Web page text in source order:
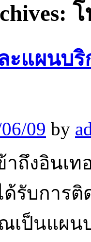
โ
ะแผนบ
09 by
ถึงอินเท
ด้รับการ
เป็นแผ